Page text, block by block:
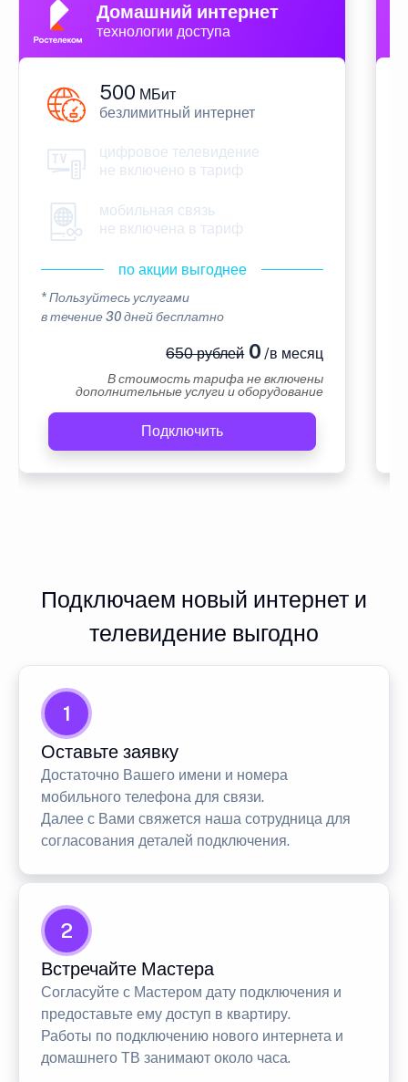
Домашний интернет
технологии доступа
500 МБит
безлимитный интернет
цифровое телевидение
не включено в тариф
мобильная связь
не включена в тариф
по акции выгоднее
* Пользуйтесь услугами
в течение 30 дней бесплатно
650 рублей0 /в месяц
В стоимость тарифа не включены
дополнительные услуги и оборудование
Подключить
Подключаем новый интернет и
телевидение выгодно
1
Оставьте заявку
Достаточно Вашего имени и номера
мобильного телефона для связи.
Далее с Вами свяжется наша сотрудница для
согласования деталей подключения.
2
Встречайте Мастера
Согласуйте с Мастером дату подключения и
предоставьте ему доступ в квартиру.
Работы по подключению нового интернета и
домашнего ТВ занимают около часа.